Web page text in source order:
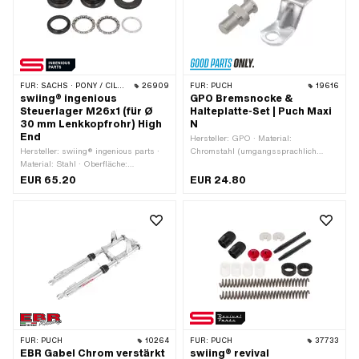
28.4 mm · Ø innen: 20 mm
FÜR: SACHS · PONY / CILO (BETA 521 & 512) 26909
swiing® ingenious
Steuerlager M26x1 (für Ø
30 mm Lenkkopfrohr) High
End
Hersteller: swiing® ingenious parts ·
Material: Stahl · Oberfläche:
gasnitriert · Lagerart: Lagerring ·
EUR 65.20
FÜR: PUCH 19616
GPO Bremsnocke &
Halteplatte-Set | Puch Maxi
N
Hersteller: GPO · Material:
Chromstahl (umgangssprachlich
Oberfläche: verzinkt (blau)
EUR 24.80
FÜR: PUCH 10264
EBR Gabel Chrom verstärkt
FÜR: PUCH 37733
swiing® revival